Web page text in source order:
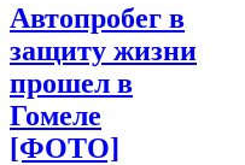
Автопробег в
защиту жизни
прошел в
Гомеле
[ФОТО]